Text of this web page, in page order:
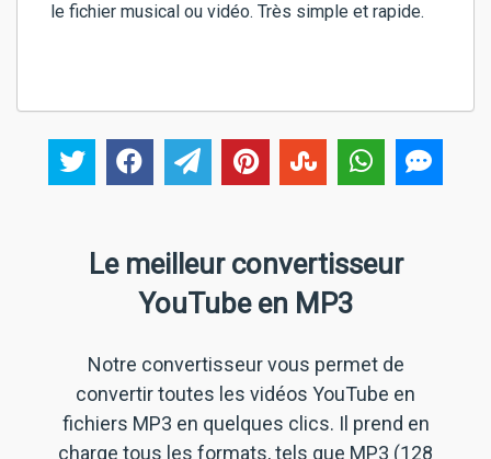
le fichier musical ou vidéo. Très simple et rapide.
Le meilleur convertisseur
YouTube en MP3
Notre convertisseur vous permet de
convertir toutes les vidéos YouTube en
fichiers MP3 en quelques clics. Il prend en
charge tous les formats, tels que MP3 (128